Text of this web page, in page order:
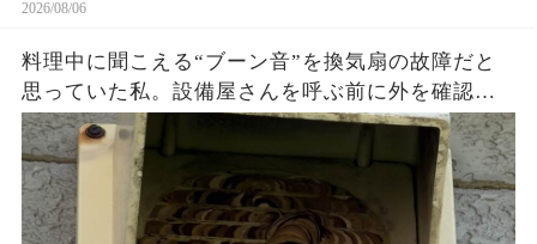
2026/08/06
料理中に聞こえる“ブーン音”を換気扇の故障だと
思っていた私。設備屋さんを呼ぶ前に外を確認し
た瞬間、家の壁にあった想像外の正体に絶句…放
置していたら大変なことになっていたかもしれな
い